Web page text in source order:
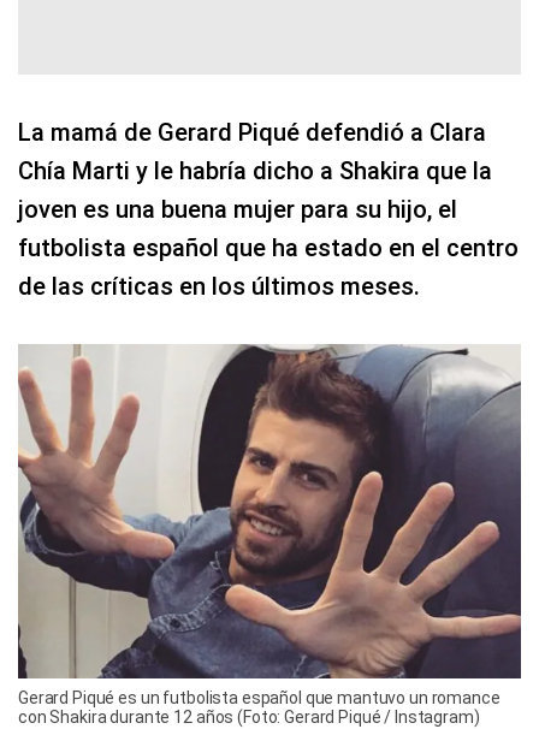
La mamá de Gerard Piqué defendió a Clara
Chía Marti y le habría dicho a Shakira que la
joven es una buena mujer para su hijo, el
futbolista español que ha estado en el centro
de las críticas en los últimos meses.
Gerard Piqué es un futbolista español que mantuvo un romance
con Shakira durante 12 años (Foto: Gerard Piqué / Instagram)